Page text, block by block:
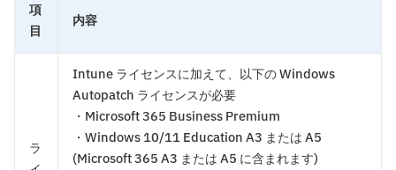
項
目
内容
ラ
Intune ライセンスに加えて、以下の Windows
Autopatch ライセンスが必要
・Microsoft 365 Business Premium
・Windows 10/11 Education A3 または A5
(Microsoft 365 A3 または A5 に含まれます)